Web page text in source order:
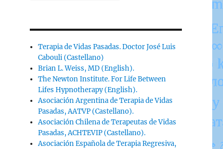
Terapia de Vidas Pasadas. Doctor José Luis
Cabouli (Castellano)
Brian L. Weiss, MD (English).
The Newton Institute. For Life Between
Lifes Hypnotherapy (English).
Asociación Argentina de Terapia de Vidas
Pasadas, AATVP (Castellano).
Asociación Chilena de Terapeutas de Vidas
Pasadas, ACHTEVIP (Castellano).
Asociación Española de Terapia Regresiva,